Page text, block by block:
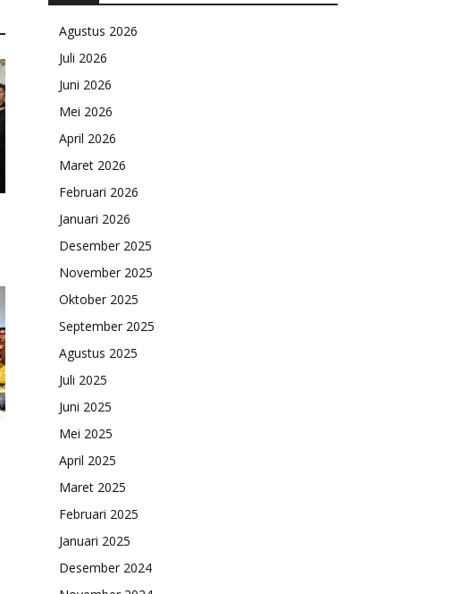
Agustus 2026
Juli 2026
Juni 2026
Mei 2026
April 2026
Maret 2026
Februari 2026
Januari 2026
Desember 2025
November 2025
Oktober 2025
September 2025
Agustus 2025
Juli 2025
Juni 2025
Mei 2025
April 2025
Maret 2025
Februari 2025
Januari 2025
Desember 2024